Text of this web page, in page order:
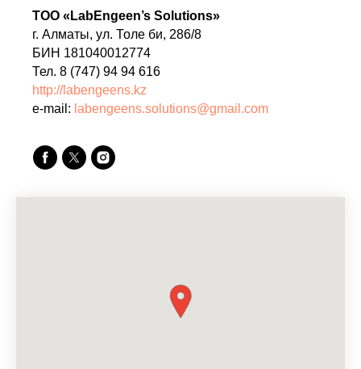
ТОО «LabEngeen’s Solutions»
г. Алматы, ул. Толе би, 286/8
БИН 181040012774
Тел. 8 (747) 94 94 616
http://labengeens.kz
e-mail: labengeens.solutions@gmail.com